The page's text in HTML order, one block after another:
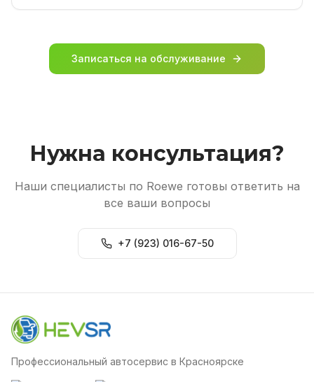
Записаться на обслуживание
Нужна консультация?
Наши специалисты по Roewe готовы ответить на
все ваши вопросы
+7 (923) 016-67-50
Профессиональный автосервис в Красноярске